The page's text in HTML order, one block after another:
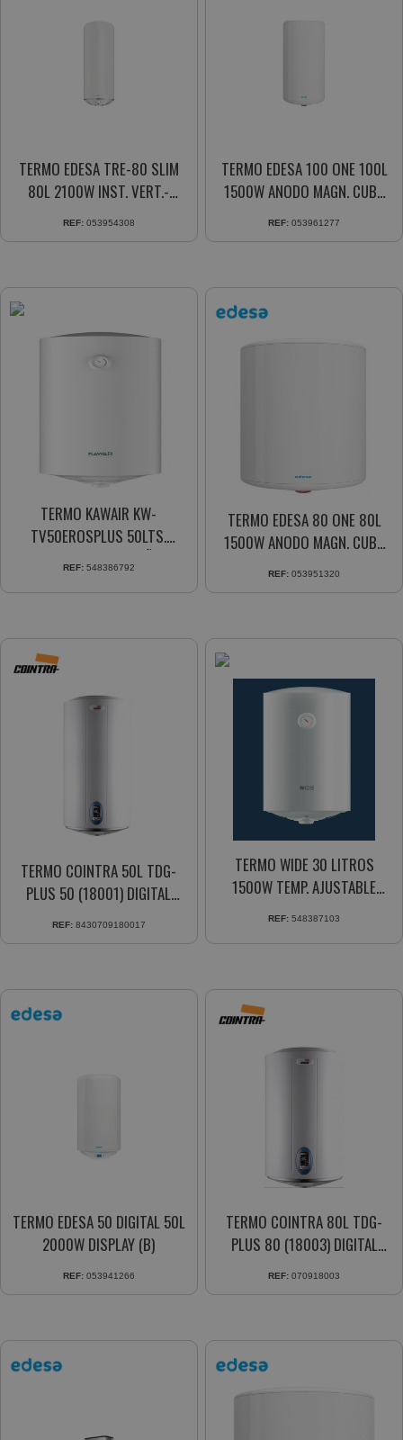
TERMO EDESA TRE-80 SLIM
80L 2100W INST. VERT.-
REF: 053954308
TERMO EDESA 100 ONE 100L
1500W ANODO MAGN. CUBA
REF: 053961277
TERMO KAWAIR KW-
TV50EROSPLUS 50LTS.
REF: 548386792
TERMO EDESA 80 ONE 80L
1500W ANODO MAGN. CUBA
REF: 053951320
TERMO COINTRA 50L TDG-
PLUS 50 (18001) DIGITAL
REF: 8430709180017
TERMO WIDE 30 LITROS
1500W TEMP. AJUSTABLE
REF: 548387103
TERMO EDESA 50 DIGITAL 50L
2000W DISPLAY (B)
REF: 053941266
TERMO COINTRA 80L TDG-
PLUS 80 (18003) DIGITAL
REF: 070918003